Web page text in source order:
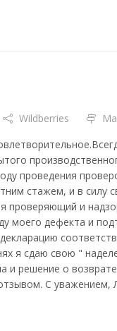
Wildberries
проведения
стажем, и в силу
проверяющий и
моего дефекта и
я сдаю свою "
и решение о возврате
С уважением,